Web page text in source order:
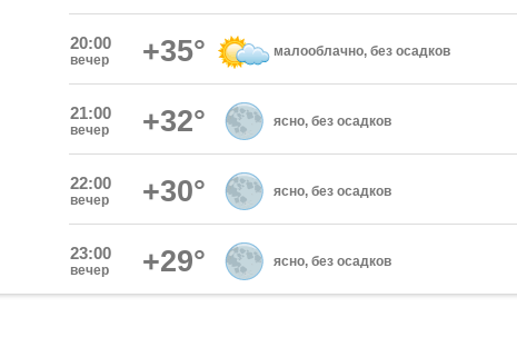
20:00
вечер +35° малооблачно, без осадков
21:00
вечер +32° ясно, без осадков
22:00
вечер +30° ясно, без осадков
23:00
вечер +29° ясно, без осадков